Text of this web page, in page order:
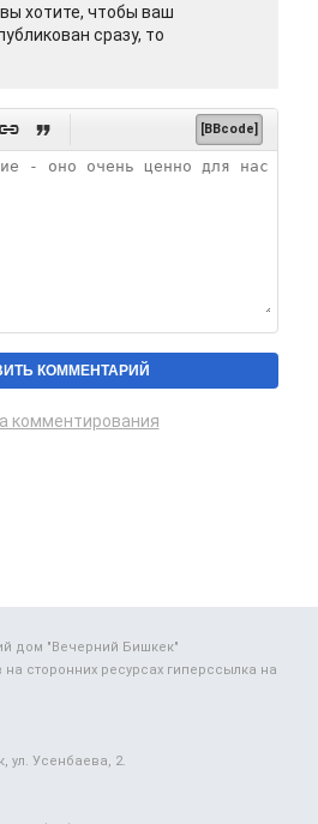
хотите, чтобы ваш
сразу, то
  [BBcode]
комментирования
дом "Вечерний Бишкек"
сторонних ресурсах гиперссылка на
ул. Усенбаева, 2.